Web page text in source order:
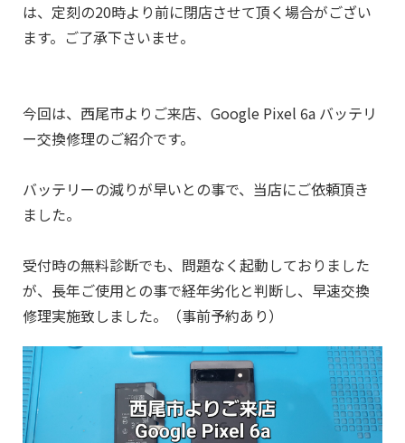
は、定刻の20時より前に閉店させて頂く場合がござい
ます。ご了承下さいませ。
今回は、西尾市よりご来店、Google Pixel 6a バッテリ
ー交換修理のご紹介です。
バッテリーの減りが早いとの事で、当店にご依頼頂き
ました。
受付時の無料診断でも、問題なく起動しておりました
が、長年ご使用との事で経年劣化と判断し、早速交換
修理実施致しました。（事前予約あり）